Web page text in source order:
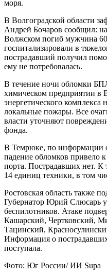
моря.
В Волгоградской области
Андрей Бочаров сообщил: на
Волжском погиб мужчина
госпитализировали в
пострадавший получил
ему не потребовалась.
В течение ночи обломки
химическом предприятии в
энергетического комплекса
локальные пожары. Все
власти уточняют
фонда.
В Темрюке, по информации
падение обломков привело
порта. Пострадавших нет.
14 единиц техники, в том
Ростовская область также
Губернатор Юрий Слюсарь
беспилотников. Атаке
Кашарский, Чертковский,
Тацинский,
Информация о
поступала.
Фото: Юг России/ ИИ Supa